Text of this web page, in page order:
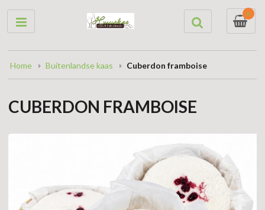
0
Home Buitenlandse kaas Cuberdon framboise
CUBERDON FRAMBOISE